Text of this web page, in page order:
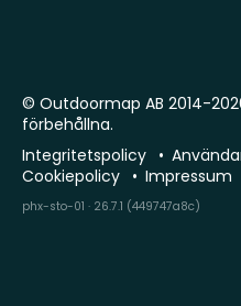
© Outdoormap AB 2014-
förbehållna.
Integritetspolicy
Cookiepolicy
Impressum
phx-sto-01 · 26.7.1 (449747a8c)